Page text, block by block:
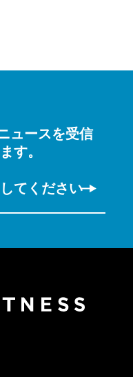
ュースを受信
す。
てください